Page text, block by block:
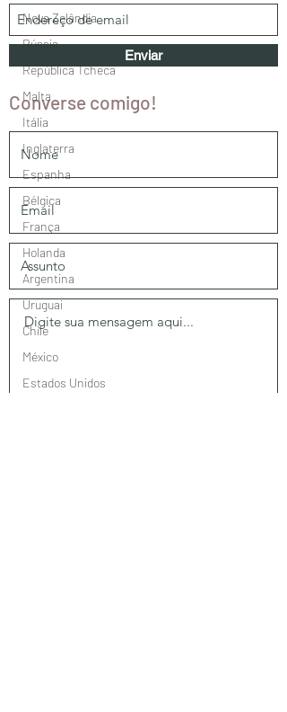
Enviar
Nova Zelândia
Rússia
República Tcheca
Malta
Itália
Inglaterra
Espanha
Bélgica
França
Holanda
Argentina
Uruguai
Chile
México
Estados Unidos
Converse comigo!